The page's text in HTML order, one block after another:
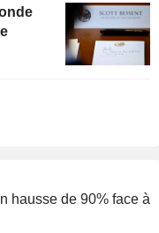
hausse de 90% face à